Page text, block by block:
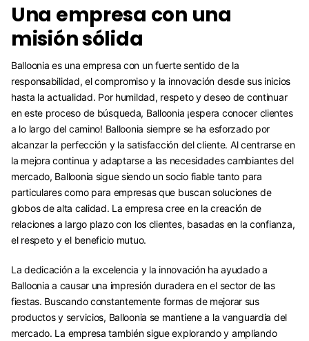
Una empresa con una
misión sólida
Balloonia es una empresa con un fuerte sentido de la
responsabilidad, el compromiso y la innovación desde sus inicios
hasta la actualidad. Por humildad, respeto y deseo de continuar
en este proceso de búsqueda, Balloonia ¡espera conocer clientes
a lo largo del camino! Balloonia siempre se ha esforzado por
alcanzar la perfección y la satisfacción del cliente. Al centrarse en
la mejora continua y adaptarse a las necesidades cambiantes del
mercado, Balloonia sigue siendo un socio fiable tanto para
particulares como para empresas que buscan soluciones de
globos de alta calidad. La empresa cree en la creación de
relaciones a largo plazo con los clientes, basadas en la confianza,
el respeto y el beneficio mutuo.
La dedicación a la excelencia y la innovación ha ayudado a
Balloonia a causar una impresión duradera en el sector de las
fiestas. Buscando constantemente formas de mejorar sus
productos y servicios, Balloonia se mantiene a la vanguardia del
mercado. La empresa también sigue explorando y ampliando